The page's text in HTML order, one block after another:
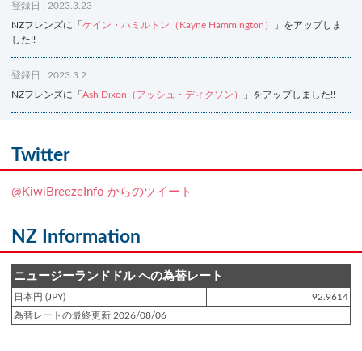
登録日 : 2023.3.23
NZフレンズに「 ケイン・ハミルトン（Kayne Hammington）
」をアップしま
した!!
登録日 : 2023.3.2
NZフレンズに「 Ash Dixon（アッシュ・ディクソン） 」をアップしました!!
NZフレンズに「
登録日 : 2019.4.10
登録日 : 2019.2.28
NZクッキングに「ニュージーランド産キウイの酢の物
登録日 : 2019.2.4
Twitter
@KiwiBreezeInfo からのツイート
NZ Information
ニュージーランドドル への為替レート
日本円 (JPY)
92.9614
為替レートの最終更新 2026/08/06